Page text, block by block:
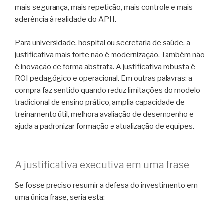
mais segurança, mais repetição, mais controle e mais
aderência à realidade do APH.
Para universidade, hospital ou secretaria de saúde, a
justificativa mais forte não é modernização. Também não
é inovação de forma abstrata. A justificativa robusta é
ROI pedagógico e operacional. Em outras palavras: a
compra faz sentido quando reduz limitações do modelo
tradicional de ensino prático, amplia capacidade de
treinamento útil, melhora avaliação de desempenho e
ajuda a padronizar formação e atualização de equipes.
A justificativa executiva em uma frase
Se fosse preciso resumir a defesa do investimento em
uma única frase, seria esta: